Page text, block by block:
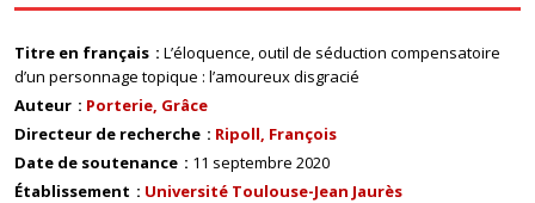
Titre en français
L’éloquence, outil de séduction compensatoire
d’un personnage topique : l’amoureux disgracié
Auteur
Porterie, Grâce
Directeur de recherche
Ripoll, François
Date de soutenance
11 septembre 2020
Établissement
Université Toulouse-Jean Jaurès